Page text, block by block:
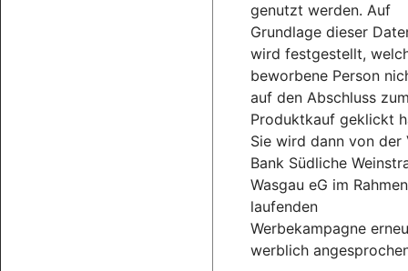
genutzt werden. Auf
Grundlage dieser
wird festgestellt,
beworbene Person
auf den Abschluss
Produktkauf geklickt
Sie wird dann von der
Bank Südliche
Wasgau eG im
laufenden
Werbekampagne
werblich